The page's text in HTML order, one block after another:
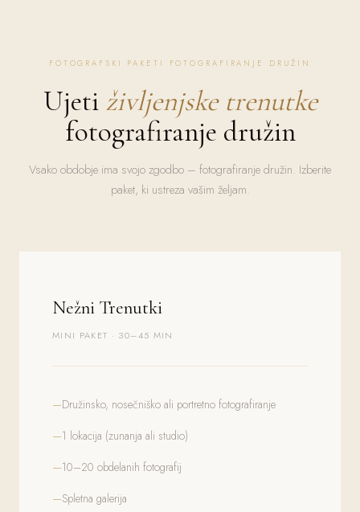
FOTOGRAFSKI PAKETI FOTOGRAFIRANJE DRUŽIN
Ujeti življenjske trenutke
fotografiranje družin
Vsako obdobje ima svojo zgodbo – fotografiranje družin. Izberite
paket, ki ustreza vašim željam.
Nežni Trenutki
MINI PAKET · 30–45 MIN
Družinsko, nosečniško ali portretno fotografiranje
1 lokacija (zunanja ali studio)
10–20 obdelanih fotografij
Spletna galerija